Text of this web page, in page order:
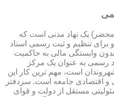
محضر) یک نهاد مدنی است که
و برای تنظیم و ثبت رسمی اسناد
وابستگی مالی به حاکمیت
رسمی به عنوان یک مرکز
است، مهم ترین کار این
و اقتصادی جامعه است. سردفتر
مستقل از دولت و قوای